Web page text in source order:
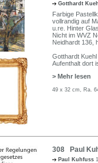
Gotthardt
Farbige
vollrandig auf
u.re. Hinter
Nicht im WVZ
Neidhardt 136,
Gotthardt
Aufenthalt dort
> Mehr lesen
49 x 32 cm, Ra.
308 Paul
Paul Kuhfuss